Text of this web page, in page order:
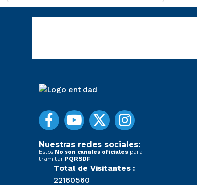
Nuestras redes sociales:
Estos No son canales oficiales para
tramitar PQRSDF
Total de Visitantes :
22160560